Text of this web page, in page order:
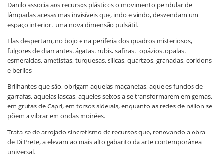
Danilo associa aos recursos plásticos o movimento pendular de
lâmpadas acesas mas invisíveis que, indo e vindo, desvendam um
espaço interior, uma nova dimensão pulsátil.
Elas despertam, no bojo e na periferia dos quadros misteriosos,
fulgores de diamantes, ágatas, rubis, safiras, topázios, opalas,
esmeraldas, ametistas, turquesas, sílicas, quartzos, granadas, coridons
e berilos
Brilhantes que são, obrigam aquelas maçanetas, aqueles fundos de
garrafas, aquelas lascas, aqueles seixos a se transformarem em gemas,
em grutas de Capri, em torsos siderais, enquanto as redes de náilon se
põem a vibrar em ondas moirées.
Trata-se de arrojado sincretismo de recursos que, renovando a obra
de Di Prete, a elevam ao mais alto gabarito da arte contemporânea
universal.